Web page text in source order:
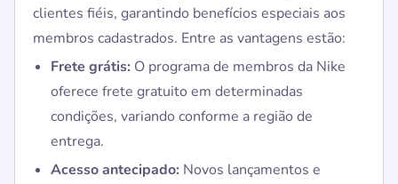
clientes fiéis, garantindo benefícios especiais aos
membros cadastrados. Entre as vantagens estão:
Frete grátis: O programa de membros da Nike
oferece frete gratuito em determinadas
condições, variando conforme a região de
entrega.
Acesso antecipado: Novos lançamentos e